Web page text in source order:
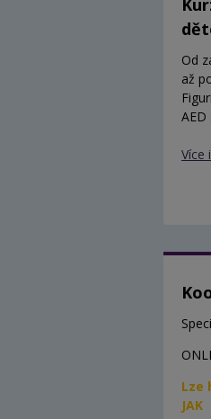
Od
až
Více
Lze
JAK